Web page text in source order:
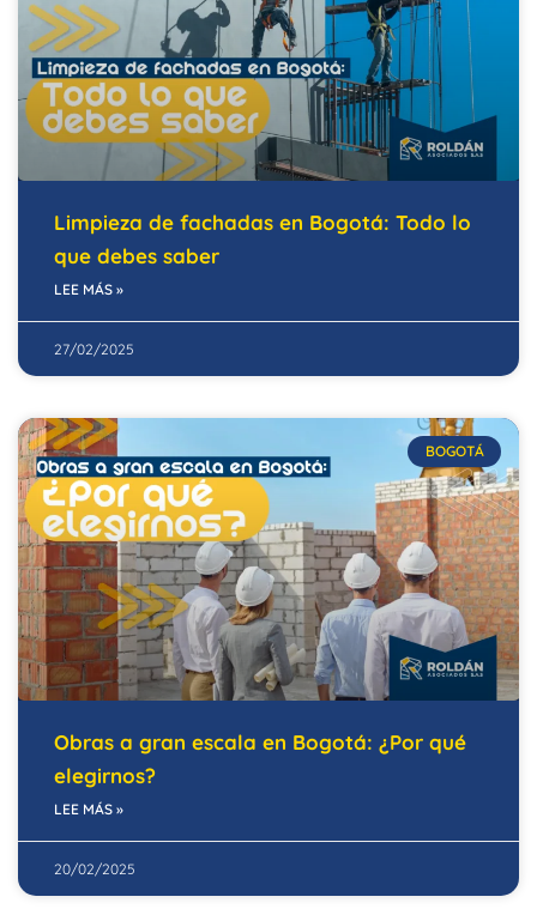
Limpieza de fachadas en Bogotá: Todo lo
que debes saber
LEE MÁS »
27/02/2025
BOGOTÁ
Obras a gran escala en Bogotá: ¿Por qué
elegirnos?
LEE MÁS »
20/02/2025